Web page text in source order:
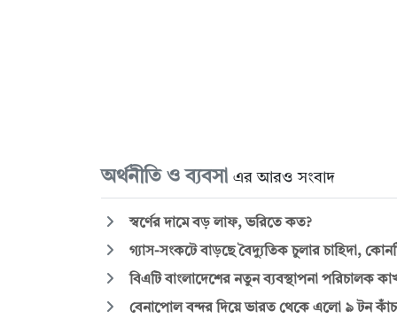
অর্থনীতি ও ব্যবসা এর আরও সংবাদ
স্বর্ণের দামে বড় লাফ, ভরিতে কত?
গ্যাস-সংকটে বাড়ছে বৈদ্যুতিক চুলার চাহিদা,
বিএটি বাংলাদেশের নতুন ব্যবস্থাপনা পরিচালক
বেনাপোল বন্দর দিয়ে ভারত থেকে এলো ৯ টন